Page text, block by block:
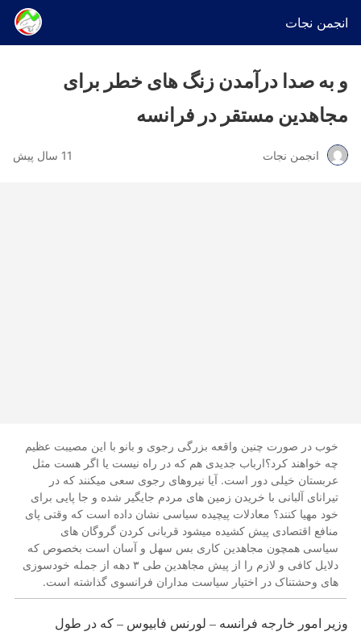
انجمن نجات
و به صدا درآمدن زنگ های خطر برای
مجاهدین مستقر در فرانسه
انجمن نجات 11 سال پیش
خوب در صورت چنین واقعه بزرگی رجوی و بانو با این مصیبت عظیم
چه خواهند کرد؟ارباب جدیدی هم که در راه نیست یا اگر هست مثل
عربستان خیلی دور است. آیا نیروهای رجوی سعی میکنند که در
تیرانای آلبانی با خریدن زمین های مردم جایگیر شده و جا پایی برای
خود مهیا کنند؟ معادلات پیچیده سیاسی نشان داده است که وقتی پای
منافع اقتصادی پیش کشیده میشود قربانی کردن گروگان های
سیاسی همچون مجاهدین کاری بس سهل و آسان است بخصوص که
دلایل کافی و لازم را از پیش مجاهدین طی ۳ دهه از جمله خودسوزی
های وحشتناک در اختیار سیاست مداران فرانسوی گذاشته است.
وزیر امور خارجه فرانسه – لورنس فابیوس – که در طول